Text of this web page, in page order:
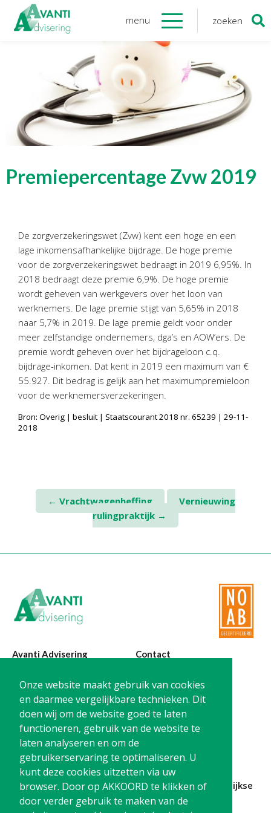
Onze website maakt gebruik van cookies
en daarmee vergelijkbare technieken. Dit
doen wij om de website goed te laten
functioneren, gebruik van de website te
laten analyseren en om de
gebruikerservaring te optimaliseren. U
kunt deze cookies uitzetten via uw
browser. Door op AKKOORD te klikken of
door verder gebruik te maken van de
menu zoeken
Onze medewerkers
NOAB gecertificeerd
Algemene verordening
gegevensbescherming
Sponsoring
Startersbegeleiding
Tijdelijk financieel personeel
Personeel & Organisatie
Bedrijfseconomisch advies
Belastingadvies Purmerend
Online boekhouden
Nieuws&informatie
Nieuwsbrief
Nieuwsoverzicht
Handige links
Klantenportaal – Online dossiers
Online Salaris – Salarissen
Zoeken
Premiepercentage Zvw 2019
De zorgverzekeringswet (Zvw) kent een hoge en een
lage inkomensafhankelijke bijdrage. De hoge premie
voor de zorgverzekeringswet bedraagt in 2019 6,95%. In
2018 bedraagt deze premie 6,9%. De hoge premie
wordt geheven van werkgevers over het loon van
werknemers. De lage premie stijgt van 5,65% in 2018
naar 5,7% in 2019. De lage premie geldt voor onder
meer zelfstandige ondernemers, dga’s en AOW’ers. De
premie wordt geheven over het bijdrageloon c.q.
bijdrage-inkomen. Dat kent in 2019 een maximum van €
55.927. Dit bedrag is gelijk aan het maximumpremieloon
voor de werknemersverzekeringen.
Bron: Overig | besluit | Staatscourant 2018 nr. 65239 | 29-11-
2018
← Vrachtwagenheffing
Vernieuwing
rulingpraktijk →
Avanti Advisering
Poelstraat 4
1441 RR Purmerend
Contact
T: 0299-420870
@:
info@avanti-
advisering.nl
BTW: NL861212733B01
Blijf op de hoogte en schrijf je in voor onze maandelijkse
nieuwsbrief